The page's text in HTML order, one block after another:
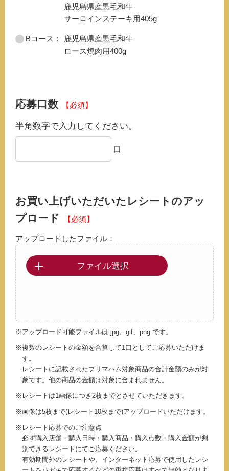
鹿児島県産黒毛和牛
サーロインステーキ用405g
Bコース：
鹿児島県産黒毛和牛
ロース焼肉用400g
応募口数 【必須】
半角数字で入力してください。
口
お買い上げいただいたレシートのアッ
プロード
【必須】
アップロードしたファイル：
ファイル選択
※アップロード可能ファイルは jpg、gif、png です。
※複数のレシートの金額を合算して1口としてご応募いただけま
す。
レシートに記載されたプリマハム対象商品の合計金額のみが対
象です。他の商品の金額は対象に含まれません。
※レシートは1画像につき2枚までとさせていただきます。
※画像は5枚まで(レシート10枚まで)アップロードいただけます。
※レシート応募でのご注意点
必ず購入店舗・購入日時・購入商品・購入点数・購入金額が判
別できるレシートにてご応募ください。
有効期間外のレシートや、インターネット応募で使用したレシ